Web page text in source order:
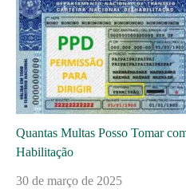
Quantas Multas Posso Tomar
Habilitação
30 de março de 2025